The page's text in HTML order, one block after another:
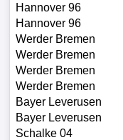
Hannover 96
Hannover 96
Werder Bremen
Werder Bremen
Werder Bremen
Werder Bremen
Bayer Leverusen
Bayer Leverusen
Schalke 04